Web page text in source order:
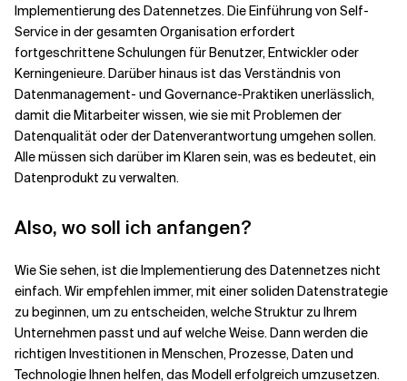
Implementierung des Datennetzes. Die Einführung von Self-
Service in der gesamten Organisation erfordert
fortgeschrittene Schulungen für Benutzer, Entwickler oder
Kerningenieure. Darüber hinaus ist das Verständnis von
Datenmanagement- und Governance-Praktiken unerlässlich,
damit die Mitarbeiter wissen, wie sie mit Problemen der
Datenqualität oder der Datenverantwortung umgehen sollen.
Alle müssen sich darüber im Klaren sein, was es bedeutet, ein
Datenprodukt zu verwalten.
Also, wo soll ich anfangen?
Wie Sie sehen, ist die Implementierung des Datennetzes nicht
einfach. Wir empfehlen immer, mit einer soliden Datenstrategie
zu beginnen, um zu entscheiden, welche Struktur zu Ihrem
Unternehmen passt und auf welche Weise. Dann werden die
richtigen Investitionen in Menschen, Prozesse, Daten und
Technologie Ihnen helfen, das Modell erfolgreich umzusetzen.